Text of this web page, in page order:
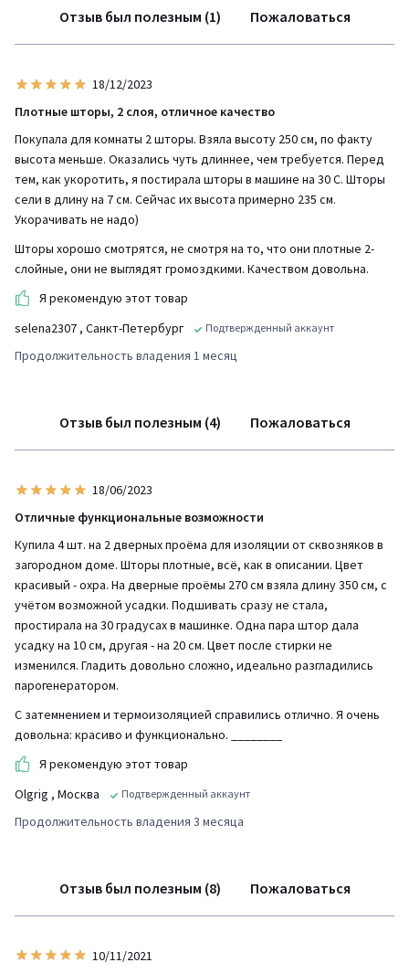
Отзыв был полезным (1) Пожаловаться
18/12/2023
Плотные шторы, 2 слоя, отличное качество
Покупала для комнаты 2 шторы. Взяла высоту 250 см, по факту
высота меньше. Оказались чуть длиннее, чем требуется. Перед
тем, как укоротить, я постирала шторы в машине на 30 С. Шторы
сели в длину на 7 см. Сейчас их высота примерно 235 см.
Укорачивать не надо)
Шторы хорошо смотрятся, не смотря на то, что они плотные 2-
слойные, они не выглядят громоздкими. Качеством довольна.
Я рекомендую этот товар
selena2307 , Санкт-Петербург Подтвержденный аккаунт
Продолжительность владения 1 месяц
Отзыв был полезным (4) Пожаловаться
18/06/2023
Отличные функциональные возможности
Купила 4 шт. на 2 дверных проёма для изоляции от сквозняков в
загородном доме. Шторы плотные, всё, как в описании. Цвет
красивый - охра. На дверные проёмы 270 см взяла длину 350 см, с
учётом возможной усадки. Подшивать сразу не стала,
простирала на 30 градусах в машинке. Одна пара штор дала
усадку на 10 см, другая - на 20 см. Цвет после стирки не
изменился. Гладить довольно сложно, идеально разгладились
парогенератором.
С затемнением и термоизоляцией справились отлично. Я очень
довольна: красиво и функционально. ________
Я рекомендую этот товар
Olgrig , Москва Подтвержденный аккаунт
Продолжительность владения 3 месяца
Отзыв был полезным (8) Пожаловаться
10/11/2021